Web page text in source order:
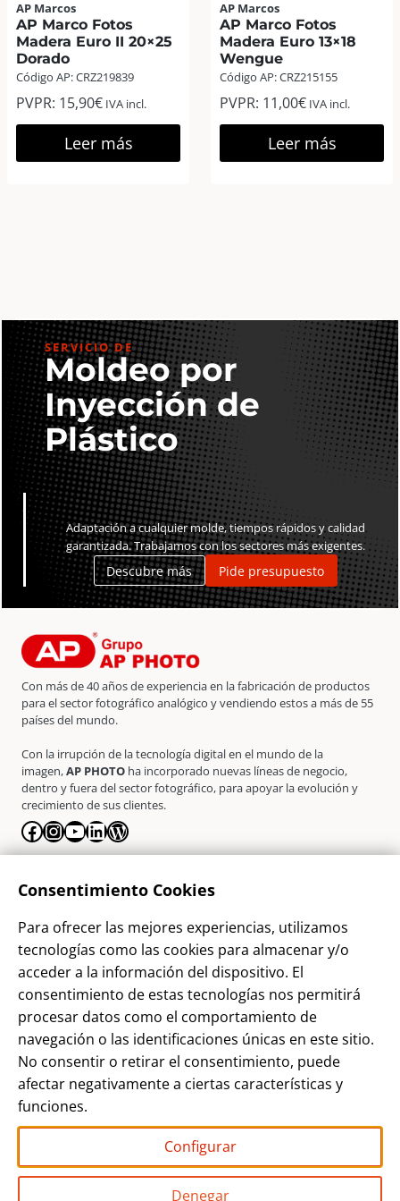
AP Marcos
AP Marco Fotos
Madera Euro II 20×25
Dorado
Código AP: CRZ219839
PVPR: 15,90€ IVA incl.
Leer más
AP Marcos
AP Marco Fotos
Madera Euro 13×18
Wengue
Código AP: CRZ215155
PVPR: 11,00€ IVA incl.
Leer más
SERVICIO DE
Moldeo por
Inyección de
Plástico
Adaptación a cualquier molde, tiempos rápidos y calidad
garantizada. Trabajamos con los sectores más exigentes.
Descubre más Pide presupuesto
Con más de 40 años de experiencia en la fabricación de productos
para el sector fotográfico analógico y vendiendo estos a más de 55
países del mundo.
Con la irrupción de la tecnología digital en el mundo de la
imagen,AP PHOTO ha incorporado nuevas líneas de negocio,
dentro y fuera del sector fotográfico, para apoyar la evolución y
crecimiento de sus clientes.
Facebook
Instagram
YouTube
LinkedIn
WordPress
Contacto
Sostenibilidad
Blog
Alta Cliente
Aviso Legal
Términos y Condiciones
Política de privacidad
Consentimiento Cookies
Para ofrecer las mejores experiencias, utilizamos
tecnologías como las cookies para almacenar y/o
acceder a la información del dispositivo. El
consentimiento de estas tecnologías nos permitirá
procesar datos como el comportamiento de
navegación o las identificaciones únicas en este sitio.
No consentir o retirar el consentimiento, puede
afectar negativamente a ciertas características y
funciones.
Configurar
Denegar